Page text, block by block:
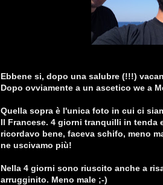
Ebbene si, dopo una salubre (!!!)
Dopo ovviamente a un ascetico we a
Quella sopra è l'unica foto in cui ci
Il Francese. 4 giorni tranquilli in tenda
ricordavo bene, faceva schifo, meno
ne uscivamo più!
Nella 4 giorni sono riuscito anche a
arrugginito. Meno male ;-)